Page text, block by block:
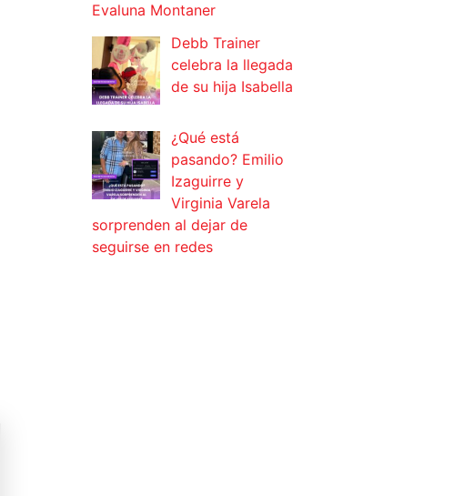
Evaluna Montaner
Debb Trainer
celebra la llegada
de su hija Isabella
¿Qué está
pasando? Emilio
Izaguirre y
Virginia Varela
sorprenden al dejar de
seguirse en redes